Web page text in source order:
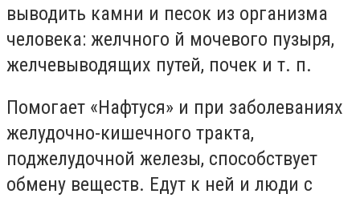
выводить камни и песок из организма
человека: желчного й мочевого пузыря,
желчевыводящих путей, почек и т. п.
Помогает «Нафтуся» и при заболеваниях
желудочно-кишечного тракта,
поджелудочной железы, способствует
обмену веществ. Едут к ней и люди с